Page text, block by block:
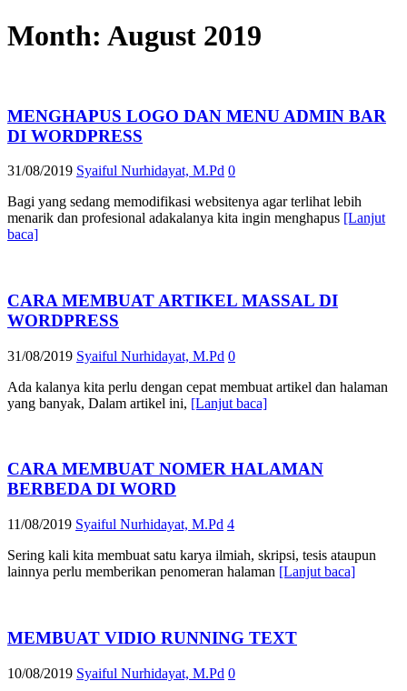
Month: August 2019
MENGHAPUS LOGO DAN MENU ADMIN BAR
DI WORDPRESS
31/08/2019 Syaiful Nurhidayat, M.Pd 0
Bagi yang sedang memodifikasi websitenya agar terlihat lebih
menarik dan profesional adakalanya kita ingin menghapus [Lanjut
baca]
CARA MEMBUAT ARTIKEL MASSAL DI
WORDPRESS
31/08/2019 Syaiful Nurhidayat, M.Pd 0
Ada kalanya kita perlu dengan cepat membuat artikel dan halaman
yang banyak, Dalam artikel ini, [Lanjut baca]
CARA MEMBUAT NOMER HALAMAN
BERBEDA DI WORD
11/08/2019 Syaiful Nurhidayat, M.Pd 4
Sering kali kita membuat satu karya ilmiah, skripsi, tesis ataupun
lainnya perlu memberikan penomeran halaman [Lanjut baca]
MEMBUAT VIDIO RUNNING TEXT
10/08/2019 Syaiful Nurhidayat, M.Pd 0